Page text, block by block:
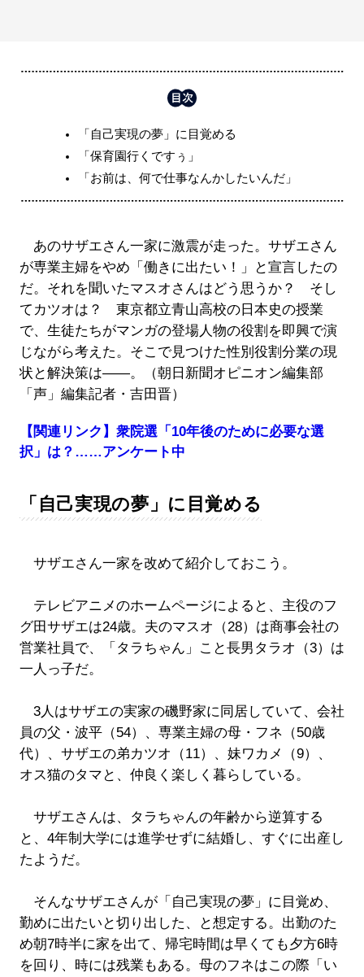
「自己実現の夢」に目覚める
「保育園行くですぅ」
「お前は、何で仕事なんかしたいんだ」
あのサザエさん一家に激震が走った。サザエさん
が専業主婦をやめ「働きに出たい！」と宣言したの
だ。それを聞いたマスオさんはどう思うか？ そし
てカツオは？ 東京都立青山高校の日本史の授業
で、生徒たちがマンガの登場人物の役割を即興で演
じながら考えた。そこで見つけた性別役割分業の現
状と解決策は――。（朝日新聞オピニオン編集部
「声」編集記者・吉田晋）
【関連リンク】衆院選「10年後のために必要な選
択」は？……アンケート中
「自己実現の夢」に目覚める
サザエさん一家を改めて紹介しておこう。
テレビアニメのホームページによると、主役のフ
グ田サザエは24歳。夫のマスオ（28）は商事会社の
営業社員で、「タラちゃん」こと長男タラオ（3）は
一人っ子だ。
3人はサザエの実家の磯野家に同居していて、会社
員の父・波平（54）、専業主婦の母・フネ（50歳
代）、サザエの弟カツオ（11）、妹ワカメ（9）、
オス猫のタマと、仲良く楽しく暮らしている。
サザエさんは、タラちゃんの年齢から逆算する
と、4年制大学には進学せずに結婚し、すぐに出産し
たようだ。
そんなサザエさんが「自己実現の夢」に目覚め、
勤めに出たいと切り出した、と想定する。出勤のた
め朝7時半に家を出て、帰宅時間は早くても夕方6時
を回り、時には残業もある。母のフネはこの際「い